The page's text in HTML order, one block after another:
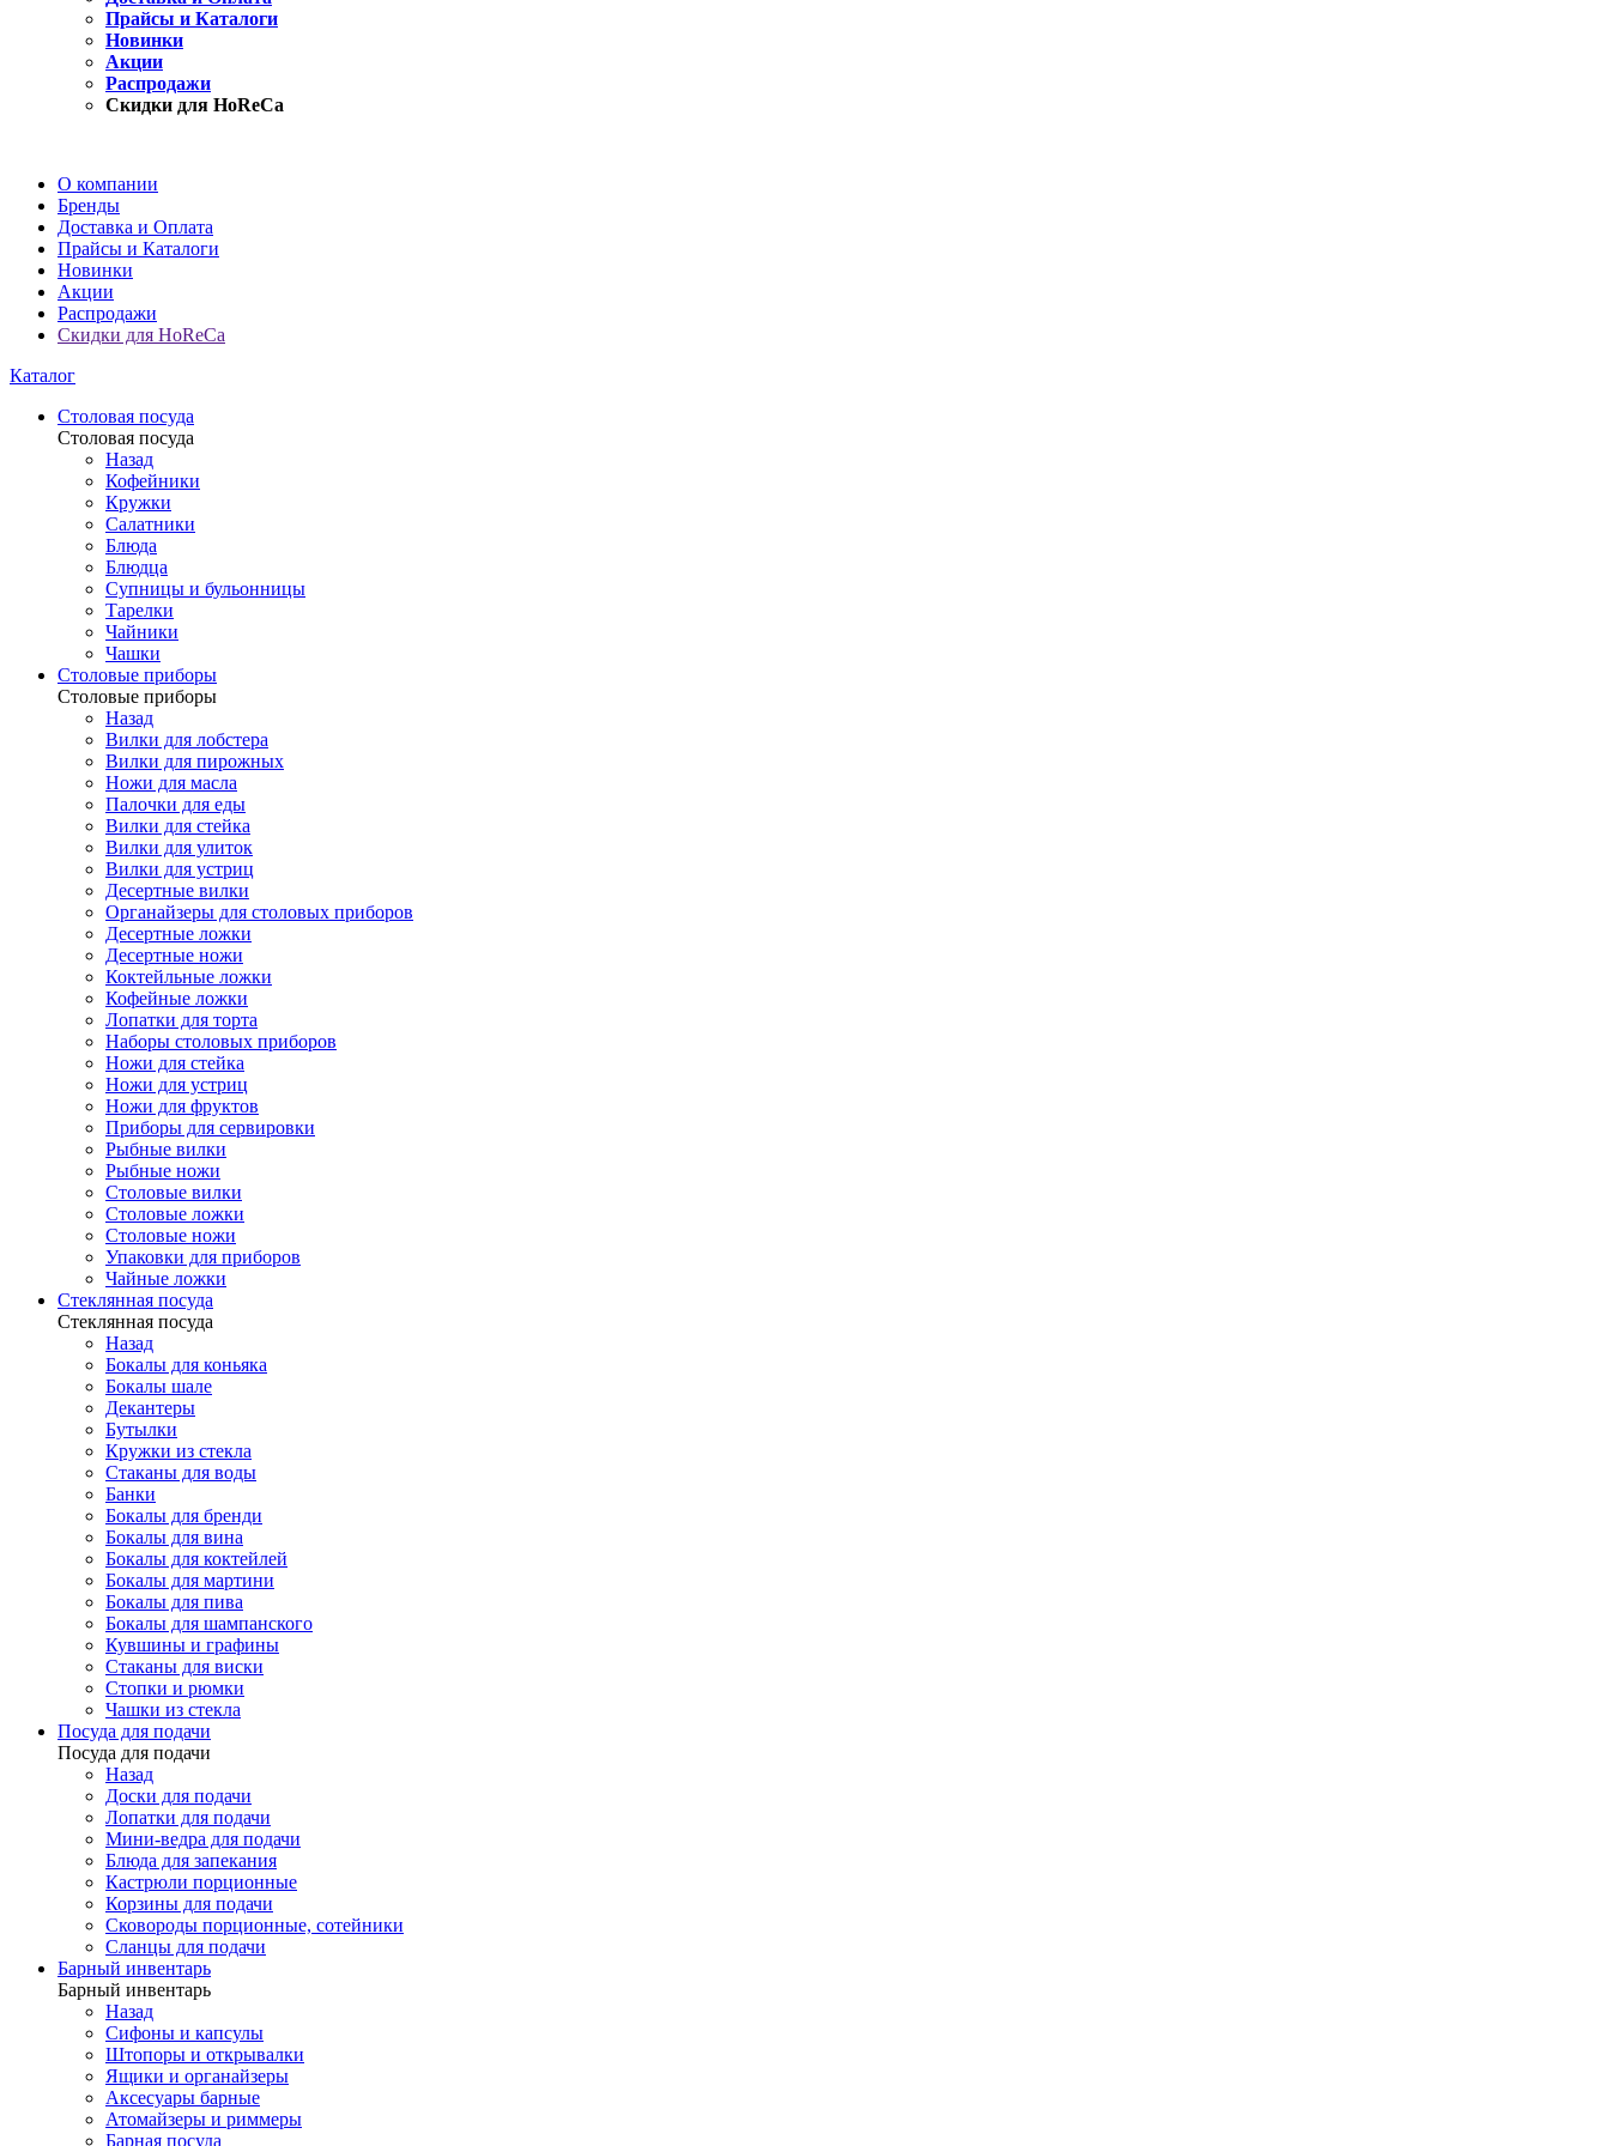
Прайсы и Каталоги
Новинки
Акции
Распродажи
Скидки для HoReCa
О компании
Бренды
Доставка и Оплата
Прайсы и Каталоги
Новинки
Акции
Распродажи
Скидки для HoReCa
Каталог
Столовая посуда
Столовая посуда
Назад
Кофейники
Кружки
Салатники
Блюда
Блюдца
Супницы и бульонницы
Тарелки
Чайники
Чашки
Cтоловые приборы
Cтоловые приборы
Назад
Вилки для лобстера
Вилки для пирожных
Ножи для масла
Палочки для еды
Вилки для стейка
Вилки для улиток
Вилки для устриц
Десертные вилки
Органайзеры для столовых приборов
Десертные ложки
Десертные ножи
Коктейльные ложки
Кофейные ложки
Лопатки для торта
Наборы столовых приборов
Ножи для стейка
Ножи для устриц
Ножи для фруктов
Приборы для сервировки
Рыбные вилки
Рыбные ножи
Столовые вилки
Столовые ложки
Столовые ножи
Упаковки для приборов
Чайные ложки
Стеклянная посуда
Стеклянная посуда
Назад
Бокалы для коньяка
Бокалы шале
Декантеры
Бутылки
Кружки из стекла
Стаканы для воды
Банки
Бокалы для бренди
Бокалы для вина
Бокалы для коктейлей
Бокалы для мартини
Бокалы для пива
Бокалы для шампанского
Кувшины и графины
Стаканы для виски
Стопки и рюмки
Чашки из стекла
Посуда для подачи
Посуда для подачи
Назад
Доски для подачи
Лопатки для подачи
Мини-ведра для подачи
Блюда для запекания
Кастрюли порционные
Корзины для подачи
Сковороды порционные, сотейники
Сланцы для подачи
Барный инвентарь
Барный инвентарь
Назад
Сифоны и капсулы
Штопоры и открывалки
Ящики и органайзеры
Аксесуары барные
Атомайзеры и риммеры
Барная посуда